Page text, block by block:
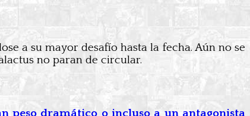
a su mayor desafío hasta la fecha. Aún no se
no paran de circular.